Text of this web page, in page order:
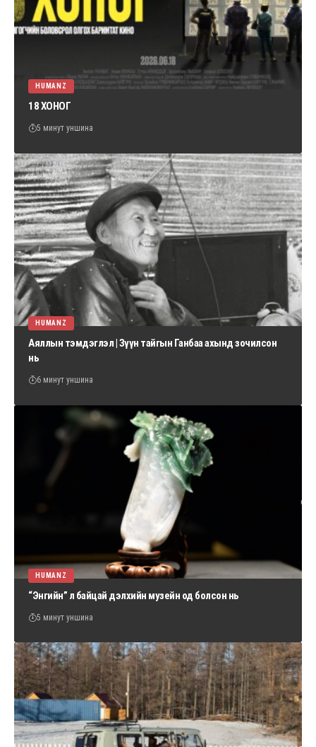
Г.ЭРДЭНЭБАТ
Humanz
HUMANZ
18 ХОНОГ
5 минут уншина
HUMANZ
Аяллын тэмдэглэл | Зүүн тайгын Ганбаа ахынд зочилсон
нь
6 минут уншина
HUMANZ
“Энгийн” л байцай дэлхийн музейн од болсон нь
5 минут уншина